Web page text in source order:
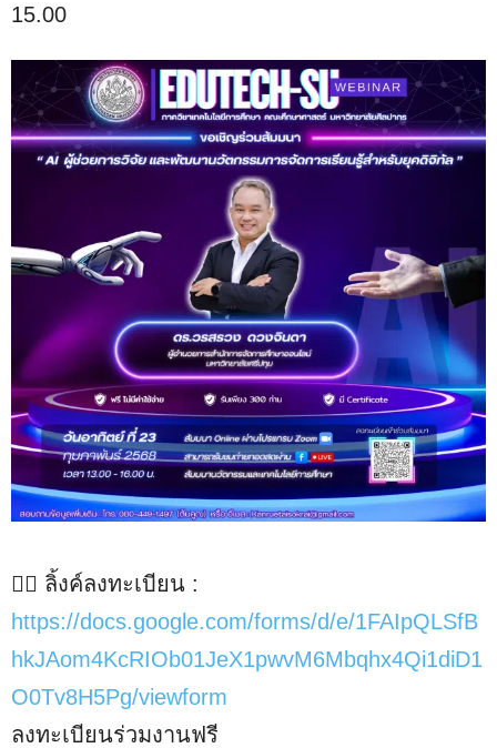
15.00
✍🏻 ลิ้งค์ลงทะเบียน :
https://docs.google.com/forms/d/e/1FAIpQLSfB
hkJAom4KcRIOb01JeX1pwvM6Mbqhx4Qi1diD1
O0Tv8H5Pg/viewform
ลงทะเบียนร่วมงานฟรี